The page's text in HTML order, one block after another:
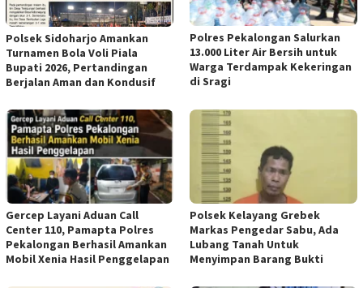
Polsek Sidoharjo Amankan
Turnamen Bola Voli Piala
Bupati 2026, Pertandingan
Berjalan Aman dan Kondusif
Polres Pekalongan Salurkan
13.000 Liter Air Bersih untuk
Warga Terdampak Kekeringan
di Sragi
Gercep Layani Aduan Call
Center 110, Pamapta Polres
Pekalongan Berhasil Amankan
Mobil Xenia Hasil Penggelapan
Polsek Kelayang Grebek
Markas Pengedar Sabu, Ada
Lubang Tanah Untuk
Menyimpan Barang Bukti